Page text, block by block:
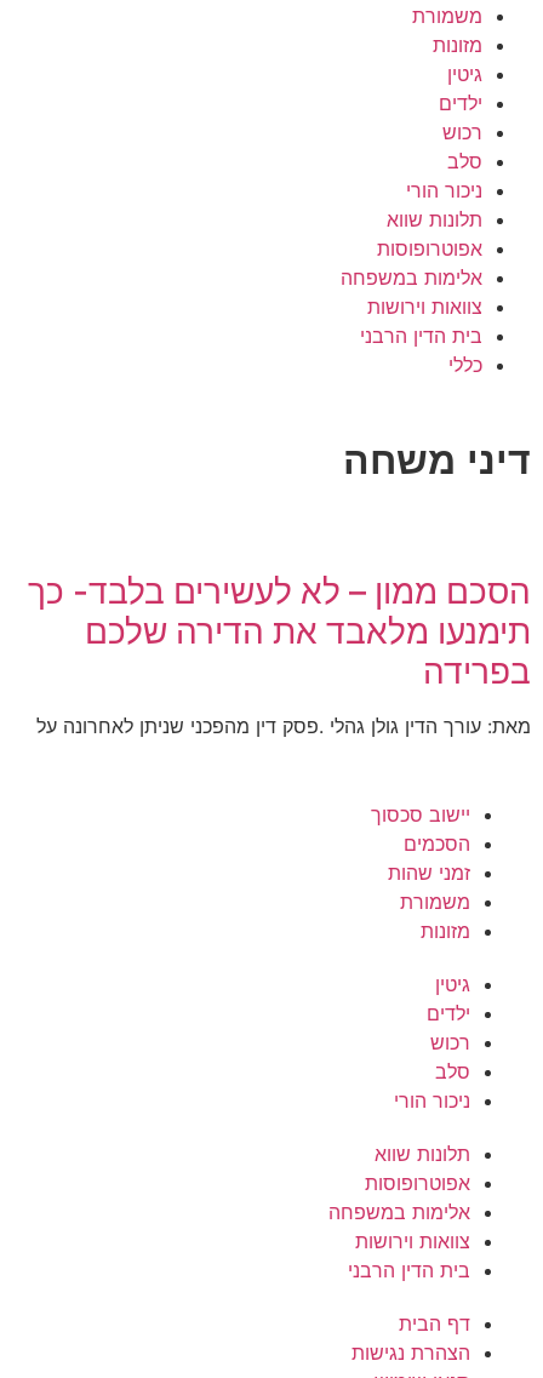
משמורת
מזונות
גיטין
ילדים
רכוש
סלב
ניכור הורי
תלונות שווא
אפוטרופוסות
אלימות במשפחה
צוואות וירושות
בית הדין הרבני
כללי
דיני משחה
הסכם ממון – לא לעשירים בלבד- כך
תימנעו מלאבד את הדירה שלכם
בפרידה
מאת: עורך הדין גולן גהלי .פסק דין מהפכני שניתן לאחרונה על
יישוב סכסוך
הסכמים
זמני שהות
משמורת
מזונות
גיטין
ילדים
רכוש
סלב
ניכור הורי
תלונות שווא
אפוטרופוסות
אלימות במשפחה
צוואות וירושות
בית הדין הרבני
דף הבית
הצהרת נגישות